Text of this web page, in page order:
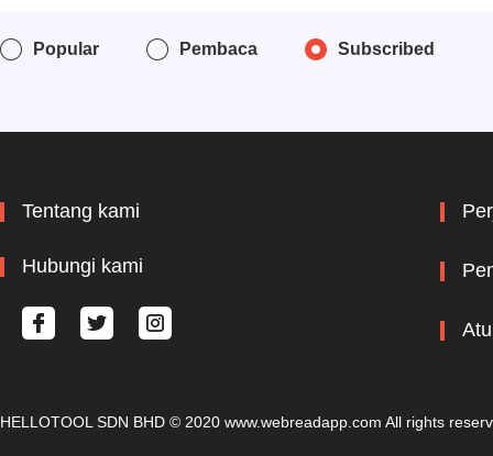
Popular Pembaca Subscribed
Tentang kami
Hubungi kami
HELLOTOOL SDN BHD © 2020 www.webreadapp.com All rights